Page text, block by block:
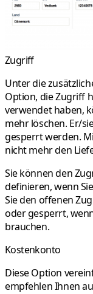
Zugriff
Unter die
Option, dieZugriff
verwendet haben,
mehr löschen. Er/
gesperrt werden.
nicht mehr den
Sie können den
definieren, wenn
Sie den offenen
oder gesperrt,
brauchen.
Kostenkonto
Diese Option
empfehlen Ihnen